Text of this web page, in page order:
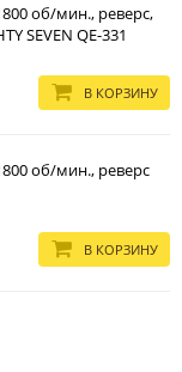
об/мин., реверс,
SEVEN QE-331
В КОРЗИНУ
об/мин., реверс
В КОРЗИНУ